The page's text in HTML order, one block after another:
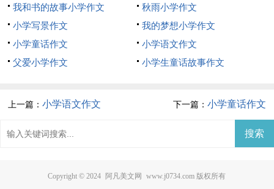
我和书的故事小学作文
秋雨小学作文
小学写景作文
我的梦想小学作文
小学童话作文
小学语文作文
父爱小学作文
小学生童话故事作文
上一篇：小学语文作文 下一篇： 小学童话作文
Copyright © 2024 阿凡美文网 www.j0734.com 版权所有